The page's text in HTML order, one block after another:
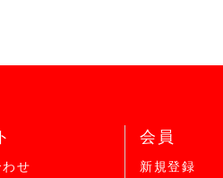
せ
会員
新規登録